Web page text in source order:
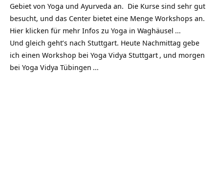
Gebiet von Yoga und Ayurveda an. Die Kurse sind sehr gut
besucht, und das Center bietet eine Menge Workshops an.
Hier klicken für mehr Infos zu Yoga in Waghäusel …
Und gleich geht’s nach Stuttgart. Heute Nachmittag gebe
ich einen Workshop bei Yoga Vidya Stuttgart , und morgen
bei Yoga Vidya Tübingen …